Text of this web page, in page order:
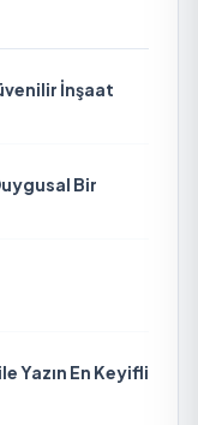
İnşaat
Bir
Yazın En Keyifli